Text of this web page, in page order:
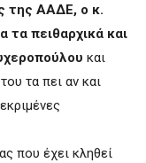
της ΑΑΔΕ, ο κ.
τα πειθαρχικά και
και
τα πει αν και
που έχει κληθεί